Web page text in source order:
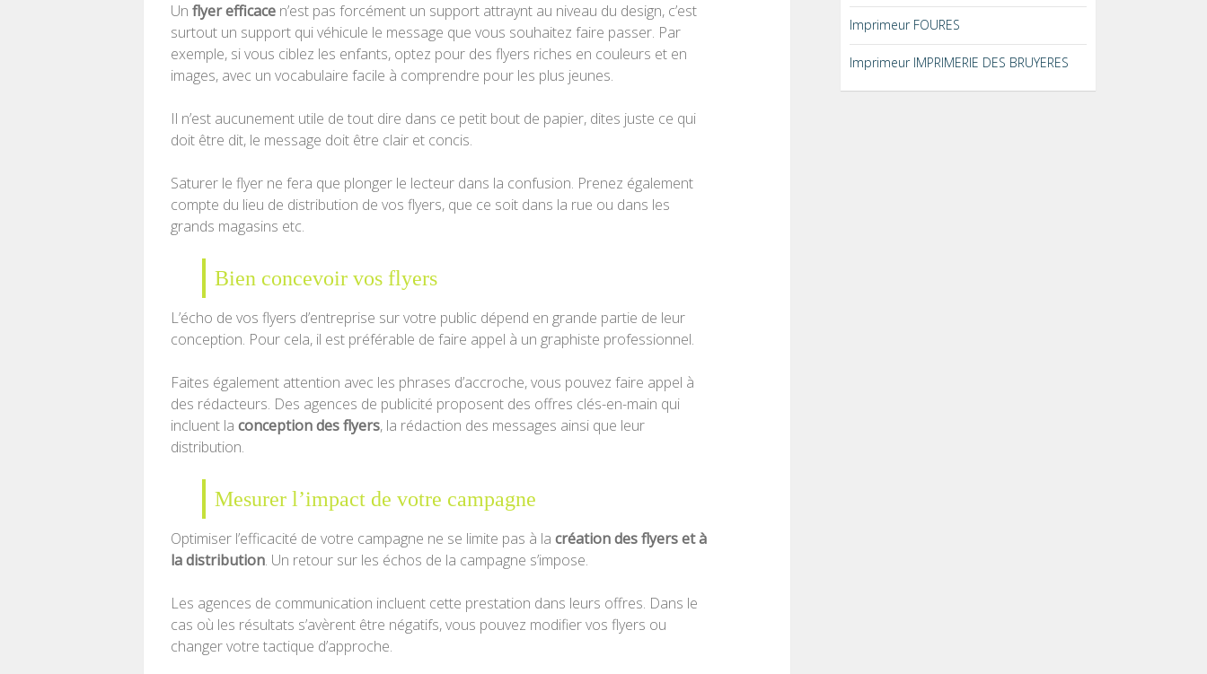
Un flyer efficacen’est pas forcément un support attraynt au niveau du design, c’est
surtout un support qui véhicule le message que vous souhaitez faire passer. Par
exemple, si vous ciblez les enfants, optez pour des flyers riches en couleurs et en
images, avec un vocabulaire facile à comprendre pour les plus jeunes.
Il n’est aucunement utile de tout dire dans ce petit bout de papier, dites juste ce qui
doit être dit, le message doit être clair et concis.
Saturer le flyer ne fera que plonger le lecteur dans la confusion. Prenez également
compte du lieu de distribution de vos flyers, que ce soit dans la rue ou dans les
grands magasins etc.
Bien concevoir vos flyers
L’écho de vos flyers d’entreprise sur votre public dépend en grande partie de leur
conception. Pour cela, il est préférable de faire appel à un graphiste professionnel.
Faites également attention avec les phrases d’accroche, vous pouvez faire appel à
des rédacteurs. Des agences de publicité proposent des offres clés-en-main qui
incluent la conception des flyers, la rédaction des messages ainsi que leur
distribution.
Mesurer l’impact de votre campagne
Optimiser l’efficacité de votre campagne ne se limite pas à la création des flyers et à
la distribution. Un retour sur les échos de la campagne s’impose.
Les agences de communication incluent cette prestation dans leurs offres. Dans le
cas où les résultats s’avèrent être négatifs, vous pouvez modifier vos flyers ou
changer votre tactique d’approche.
Imprimeur FOURES
Imprimeur IMPRIMERIE DES BRUYERES